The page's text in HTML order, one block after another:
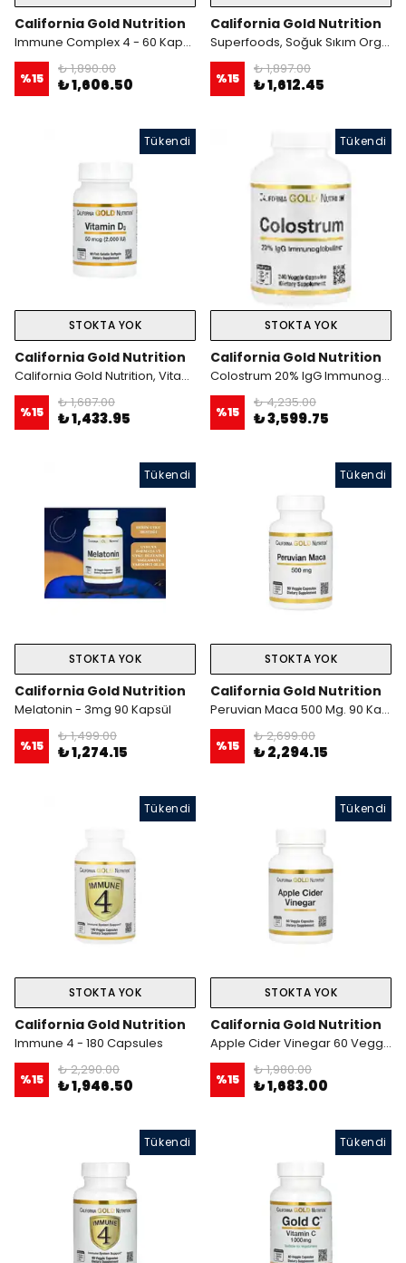
California Gold Nutrition
Immune Complex 4 - 60 Kapsül
%15
₺ 1,890.00
₺ 1,606.50
California Gold Nutrition
Superfoods, Soğuk Sıkım Organik Sızma Hindistan Cevizi Yağı, 473 ml (16 fl oz)
%15
₺ 1,897.00
₺ 1,612.45
Tükendi
STOKTA YOK
California Gold Nutrition
California Gold Nutrition, Vitamin D3, 50 mcg (2,000 IU), 90 Fish Gelatin Softgels
%15
₺ 1,687.00
₺ 1,433.95
Tükendi
STOKTA YOK
California Gold Nutrition
Colostrum 20% IgG Immunoglobulins
%15
₺ 4,235.00
₺ 3,599.75
Tükendi
STOKTA YOK
California Gold Nutrition
Melatonin - 3mg 90 Kapsül
%15
₺ 1,499.00
₺ 1,274.15
Tükendi
STOKTA YOK
California Gold Nutrition
Peruvian Maca 500 Mg. 90 Kapsül
%15
₺ 2,699.00
₺ 2,294.15
Tükendi
STOKTA YOK
California Gold Nutrition
Immune 4 - 180 Capsules
%15
₺ 2,290.00
₺ 1,946.50
Tükendi
STOKTA YOK
California Gold Nutrition
Apple Cider Vinegar 60 Veggie Kapsül
%15
₺ 1,980.00
₺ 1,683.00
Tükendi Tükendi